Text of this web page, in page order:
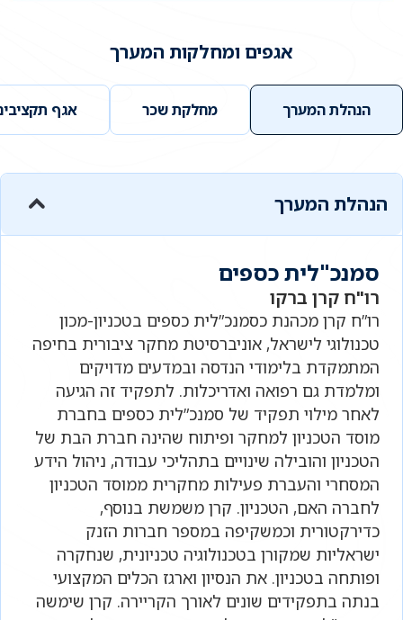
אגפים ומחלקות המערך
הנהלת המערך מחלקת שכר אגף
הנהלת המערך
סמנכ"לית כספים
רו"ח קרן ברקו
רו”ח קרן מכהנת כסמנכ”לית כספים בטכניון-מכון
טכנולוגי לישראל, אוניברסיטת מחקר ציבורית בחיפה
המתמקדת בלימודי הנדסה ובמדעים מדויקים
ומלמדת גם רפואה ואדריכלות. לתפקיד זה הגיעה
לאחר מילוי תפקיד של סמנכ”לית כספים בחברת
מוסד הטכניון למחקר ופיתוח שהינה חברת הבת של
הטכניון והובילה שינויים בתהליכי עבודה, ניהול הידע
המסחרי והעברת פעילות מחקרית ממוסד הטכניון
לחברה האם, הטכניון. קרן משמשת בנוסף,
כדירקטורית וכמשקיפה במספר חברות הזנק
ישראליות שמקורן בטכנולוגיה טכניונית, שנחקרה
ופותחה בטכניון. את הנסיון וארגז הכלים המקצועי
בנתה בתפקידים שונים לאורך הקריירה. קרן שימשה